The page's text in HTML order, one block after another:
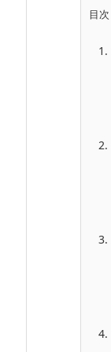
目次
1.
2.
3.
4.